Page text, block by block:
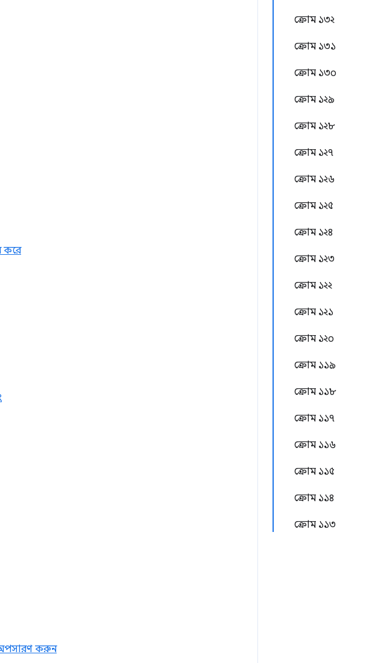
ক্রোম ১৩২
ক্রোম ১৩১
ক্রোম ১৩০
ক্রোম ১২৯
ক্রোম ১২৮
ক্রোম ১২৭
ক্রোম ১২৬
ক্রোম ১২৫
ক্রোম ১২৪
ক্রোম ১২৩
ক্রোম ১২২
ক্রোম ১২১
ক্রোম ১২০
ক্রোম ১১৯
ক্রোম ১১৮
ক্রোম ১১৭
ক্রোম ১১৬
ক্রোম ১১৫
ক্রোম ১১৪
ক্রোম ১১৩
করে
অপসারণ করুন